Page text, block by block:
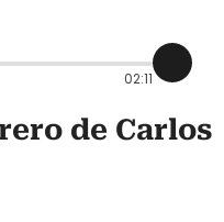
02:11
de Carlos